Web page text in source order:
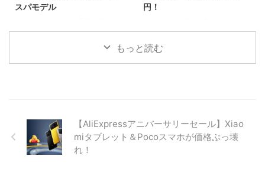
スパモデル
一番売れている「11インチ
iPad（A16チップ搭載）」の価格
の注意点まで詳しく解説します。
円！
最新Android 16と高性能Unisoc
7250チップを搭載したタブレッ
もっと読む
【AliExpressアニバーサリーセール】Xiao
miタブレット＆Pocoスマホが価格ぶっ壊
れ！